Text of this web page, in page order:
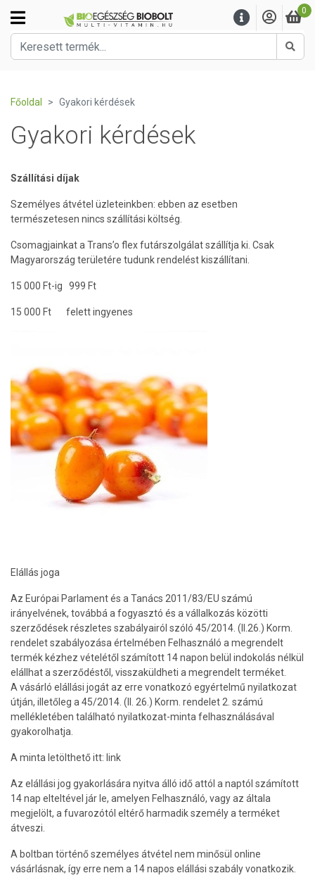
0
Főoldal Gyakori kérdések
Gyakori kérdések
Szállítási díjak
Személyes átvétel üzleteinkben: ebben az esetben
természetesen nincs szállítási költség.
Csomagjainkat a Trans’o flex futárszolgálat szállítja ki. Csak
Magyarország területére tudunk rendelést kiszállítani.
15 000 Ft-ig 999 Ft
15 000 Ft felett ingyenes
Elállás joga
Az Európai Parlament és a Tanács 2011/83/EU számú
irányelvének, továbbá a fogyasztó és a vállalkozás közötti
szerződések részletes szabályairól szóló 45/2014. (II.26.) Korm.
rendelet szabályozása értelmében Felhasználó a megrendelt
termék kézhez vételétől számított 14 napon belül indokolás nélkül
elállhat a szerződéstől, visszaküldheti a megrendelt terméket.
A vásárló elállási jogát az erre vonatkozó egyértelmű nyilatkozat
útján, illetőleg a 45/2014. (II. 26.) Korm. rendelet 2. számú
mellékletében található nyilatkozat-minta felhasználásával
gyakorolhatja.
A minta letölthető itt: link
Az elállási jog gyakorlására nyitva álló idő attól a naptól számított
14 nap elteltével jár le, amelyen Felhasználó, vagy az általa
megjelölt, a fuvarozótól eltérő harmadik személy a terméket
átveszi.
A boltban történő személyes átvétel nem minősül online
vásárlásnak, így erre nem a 14 napos elállási szabály vonatkozik.